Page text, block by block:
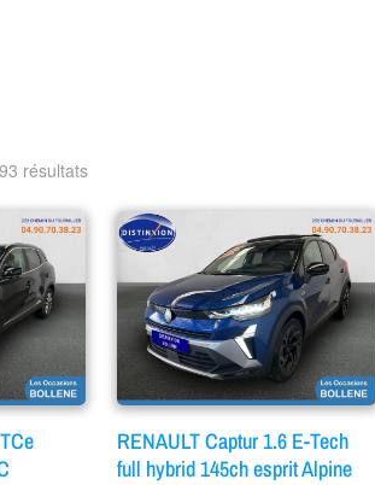
résultats
RENAULT Captur 1.6 E-Tech
full hybrid 145ch esprit Alpine